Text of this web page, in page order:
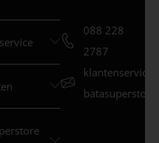
088 228
2787